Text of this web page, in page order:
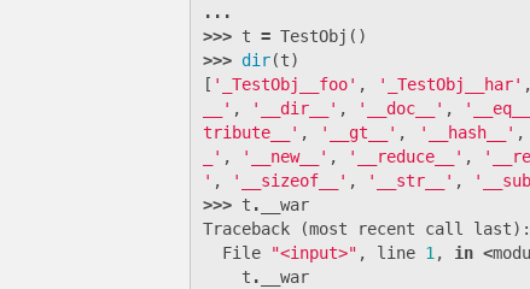
...
>>> t = TestObj ()
>>> dir(t)
[ '_TestObj__foo' , '_TestObj__har' ,
__' , '__dir__' , '__doc__' ,
tribute__' , '__gt__' , '__hash__' ,
_' , '__new__' , '__reduce__' ,
' , '__sizeof__' , '__str__' ,
>>> t . __war
Traceback
(most recent call last):
File
"<input>" , line 1, in <
t . __war